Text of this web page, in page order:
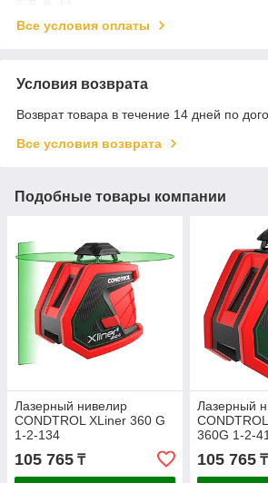
Все условия оплаты
Условия возврата
Возврат товара в течение 14 дней по
Все условия возврата
Подобные товары компании
Лазерный нивелир
CONDTROL XLiner 360 G
1-2-134
105 765 ₸
Лазерный
360G 1-2-
105 765₸